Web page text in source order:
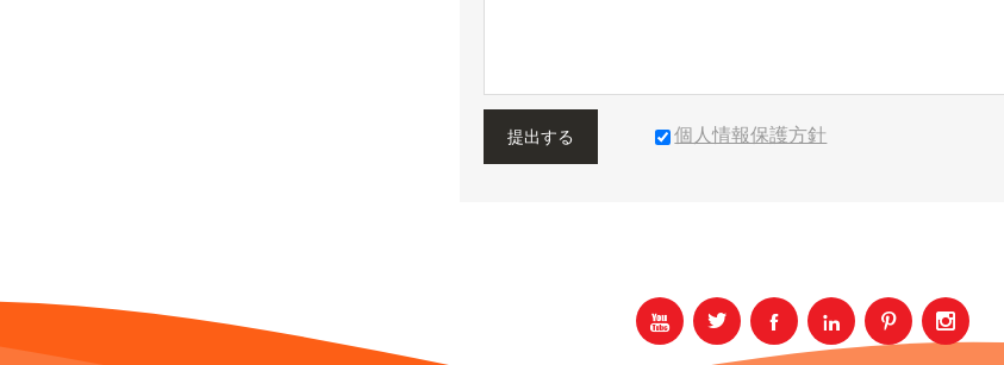
提出する 個人情報保護方針
     